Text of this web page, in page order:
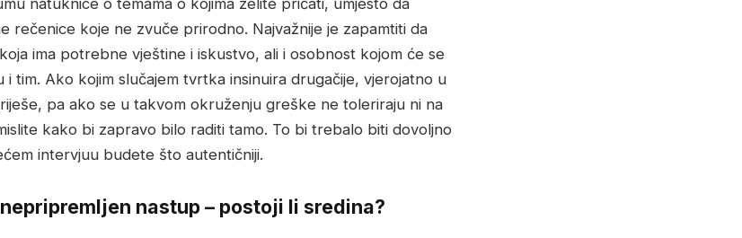
rečenice koje ne zvuče prirodno. Najvažnije je zapamtiti da
ima potrebne vještine i iskustvo, ali i osobnost kojom će se
tim. Ako kojim slučajem tvrtka insinuira drugačije, vjerojatno u
pa ako se u takvom okruženju greške ne toleriraju ni na
kako bi zapravo bilo raditi tamo. To bi trebalo biti dovoljno
intervjuu budete što autentičniji.
nastup – postoji li sredina?